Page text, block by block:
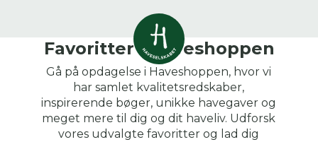
resultater
Havestof
resultater
Du skal indtaste minimum 3
tegn for at se resultater
Favoritter i Haveshoppen
Gå på opdagelse i Haveshoppen, hvor vi
har samlet kvalitetsredskaber,
inspirerende bøger, unikke havegaver og
meget mere til dig og dit haveliv. Udforsk
vores udvalgte favoritter og lad dig